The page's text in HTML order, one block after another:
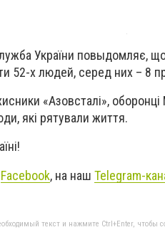
України повыдомляє,
52-х людей, серед них – 8
«Азовсталі», оборонці
які рятували життя.
Facebook, на наш Telegram-
текст и нажмите Ctrl+Enter, чтобы